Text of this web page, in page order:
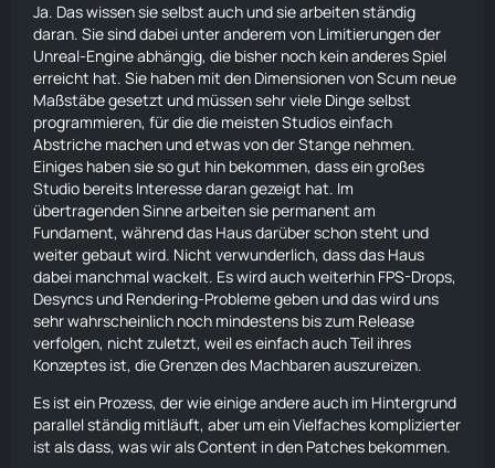
Ja. Das wissen sie selbst auch und sie arbeiten ständig
daran. Sie sind dabei unter anderem von Limitierungen der
Unreal-Engine abhängig, die bisher noch kein anderes Spiel
erreicht hat. Sie haben mit den Dimensionen von Scum neue
Maßstäbe gesetzt und müssen sehr viele Dinge selbst
programmieren, für die die meisten Studios einfach
Abstriche machen und etwas von der Stange nehmen.
Einiges haben sie so gut hin bekommen, dass ein großes
Studio bereits Interesse daran gezeigt hat. Im
übertragenden Sinne arbeiten sie permanent am
Fundament, während das Haus darüber schon steht und
weiter gebaut wird. Nicht verwunderlich, dass das Haus
dabei manchmal wackelt. Es wird auch weiterhin FPS-Drops,
Desyncs und Rendering-Probleme geben und das wird uns
sehr wahrscheinlich noch mindestens bis zum Release
verfolgen, nicht zuletzt, weil es einfach auch Teil ihres
Konzeptes ist, die Grenzen des Machbaren auszureizen.
Es ist ein Prozess, der wie einige andere auch im Hintergrund
parallel ständig mitläuft, aber um ein Vielfaches komplizierter
ist als dass, was wir als Content in den Patches bekommen.